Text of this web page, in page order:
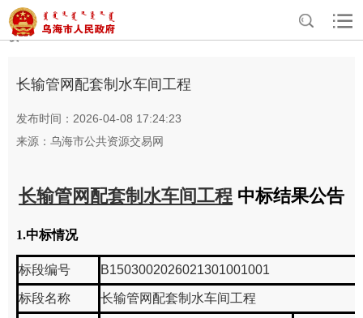
首页>资讯中心 > 专题专栏 > 工程建
设
长输管网配套制水车间工程
发布时间：2026-04-08 17:24:23
来源：乌海市公共资源交易网
长输管网配套制水车间工程 中标结果公告
1.中标情况
标段编号 B1503002026021301001001
标段名称 长输管网配套制水车间工程